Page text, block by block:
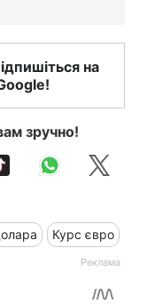
на
зручно!
Курс євро